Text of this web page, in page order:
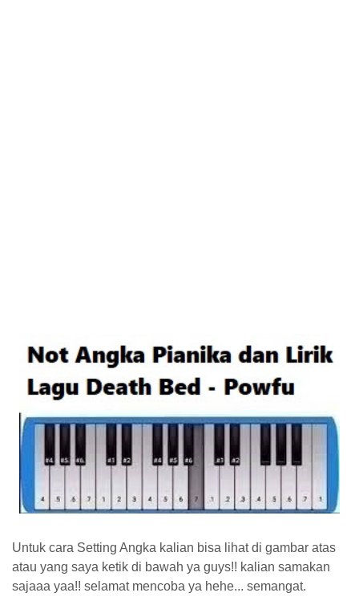
Untuk cara Setting Angka kalian bisa lihat di gambar atas
atau yang saya ketik di bawah ya guys!! kalian samakan
sajaaa yaa!! selamat mencoba ya hehe... semangat.